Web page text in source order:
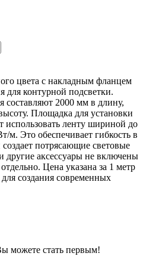
цвета с накладным фланцем
для контурной подсветки.
составляют 2000 мм в длину,
Площадка для установки
использовать ленту шириной до
Это обеспечивает гибкость в
потрясающие световые
аксессуары не включены
Цена указана за 1 метр
создания современных
можете стать первым!